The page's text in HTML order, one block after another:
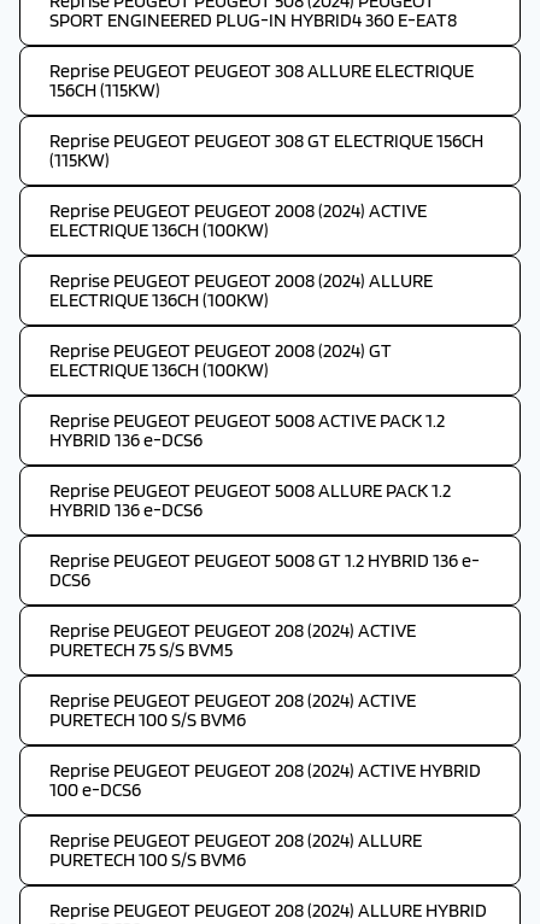
SPORT ENGINEERED PLUG-IN HYBRID4 360 E-EAT8
Reprise PEUGEOT PEUGEOT 308 ALLURE ELECTRIQUE
156CH (115KW)
Reprise PEUGEOT PEUGEOT 308 GT ELECTRIQUE 156CH
(115KW)
Reprise PEUGEOT PEUGEOT 2008 (2024) ACTIVE
ELECTRIQUE 136CH (100KW)
Reprise PEUGEOT PEUGEOT 2008 (2024) ALLURE
ELECTRIQUE 136CH (100KW)
Reprise PEUGEOT PEUGEOT 2008 (2024) GT
ELECTRIQUE 136CH (100KW)
Reprise PEUGEOT PEUGEOT 5008 ACTIVE PACK 1.2
HYBRID 136 e-DCS6
Reprise PEUGEOT PEUGEOT 5008 ALLURE PACK 1.2
HYBRID 136 e-DCS6
Reprise PEUGEOT PEUGEOT 5008 GT 1.2 HYBRID 136 e-
DCS6
Reprise PEUGEOT PEUGEOT 208 (2024) ACTIVE
PURETECH 75 S/S BVM5
Reprise PEUGEOT PEUGEOT 208 (2024) ACTIVE
PURETECH 100 S/S BVM6
Reprise PEUGEOT PEUGEOT 208 (2024) ACTIVE HYBRID
100 e-DCS6
Reprise PEUGEOT PEUGEOT 208 (2024) ALLURE
PURETECH 100 S/S BVM6
Reprise PEUGEOT PEUGEOT 208 (2024) ALLURE HYBRID